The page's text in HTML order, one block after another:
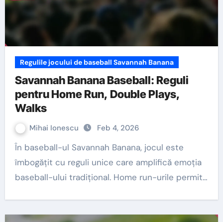
Regulile jocului de baseball Savannah Banana
Savannah Banana Baseball: Reguli
pentru Home Run, Double Plays,
Walks
Mihai Ionescu Feb 4, 2026
În baseball-ul Savannah Banana, jocul este
îmbogățit cu reguli unice care amplifică emoția
baseball-ului tradițional. Home run-urile permit…